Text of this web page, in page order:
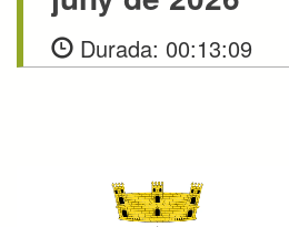
Durada: 00:13:09